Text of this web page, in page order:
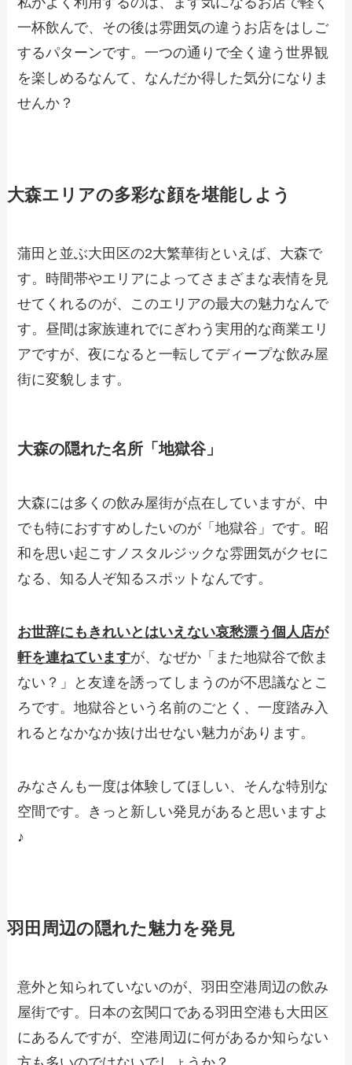
一杯飲んで、その後は雰囲気の違うお店をはしご
するパターンです。一つの通りで全く違う世界観
を楽しめるなんて、なんだか得した気分になりま
せんか？
大森エリアの多彩な顔を堪能しよう
蒲田と並ぶ大田区の2大繁華街といえば、大森で
す。時間帯やエリアによってさまざまな表情を見
せてくれるのが、このエリアの最大の魅力なんで
す。昼間は家族連れでにぎわう実用的な商業エリ
アですが、夜になると一転してディープな飲み屋
街に変貌します。
大森の隠れた名所「地獄谷」
大森には多くの飲み屋街が点在していますが、中
でも特におすすめしたいのが「地獄谷」です。昭
和を思い起こすノスタルジックな雰囲気がクセに
なる、知る人ぞ知るスポットなんです。
お世辞にもきれいとはいえない哀愁漂う個人店が
軒を連ねていますが、なぜか「また地獄谷で飲ま
ない？」と友達を誘ってしまうのが不思議なとこ
ろです。地獄谷という名前のごとく、一度踏み入
れるとなかなか抜け出せない魅力があります。
みなさんも一度は体験してほしい、そんな特別な
空間です。きっと新しい発見があると思いますよ
♪
羽田周辺の隠れた魅力を発見
意外と知られていないのが、羽田空港周辺の飲み
屋街です。日本の玄関口である羽田空港も大田区
にあるんですが、空港周辺に何があるか知らない